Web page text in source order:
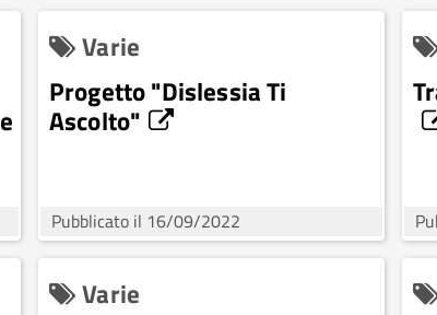
Varie
Progetto "Dislessia Ti
Ascolto"
Pubblicato il 16/09/2022
Varie